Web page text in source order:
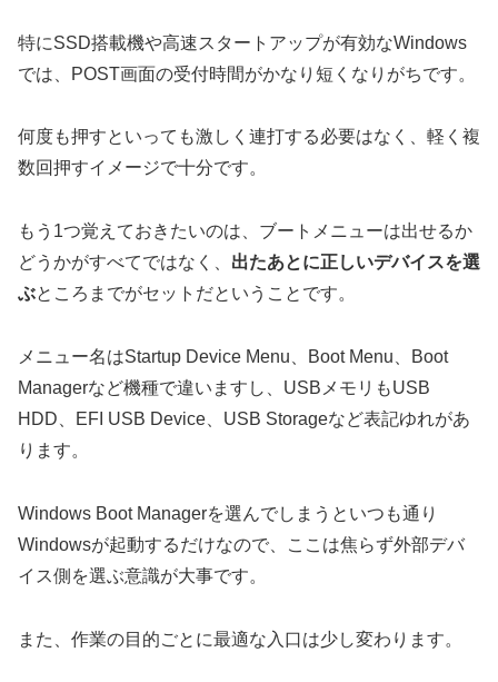
特にSSD搭載機や高速スタートアップが有効なWindows
では、POST画面の受付時間がかなり短くなりがちです。
何度も押すといっても激しく連打する必要はなく、軽く複
数回押すイメージで十分です。
もう1つ覚えておきたいのは、ブートメニューは出せるか
どうかがすべてではなく、 出たあとに正しいデバイスを選
ぶところまでがセットだということです。
メニュー名はStartup Device Menu、Boot Menu、Boot
Managerなど機種で違いますし、USBメモリもUSB
HDD、EFI USB Device、USB Storageなど表記ゆれがあ
ります。
Windows Boot Managerを選んでしまうといつも通り
Windowsが起動するだけなので、ここは焦らず外部デバ
イス側を選ぶ意識が大事です。
また、作業の目的ごとに最適な入口は少し変わります。